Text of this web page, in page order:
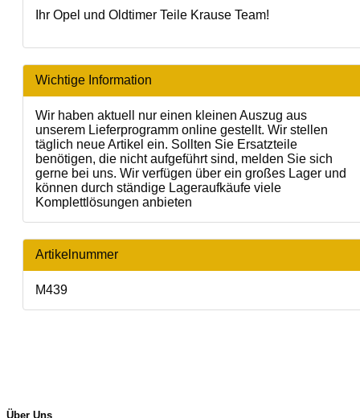
Ihr Opel und Oldtimer Teile Krause Team!
Wichtige Information
Wir haben aktuell nur einen kleinen Auszug aus
unserem Lieferprogramm online gestellt. Wir stellen
täglich neue Artikel ein. Sollten Sie Ersatzteile
benötigen, die nicht aufgeführt sind, melden Sie sich
gerne bei uns. Wir verfügen über ein großes Lager und
können durch ständige Lageraufkäufe viele
Komplettlösungen anbieten
Artikelnummer
M439
Über Uns